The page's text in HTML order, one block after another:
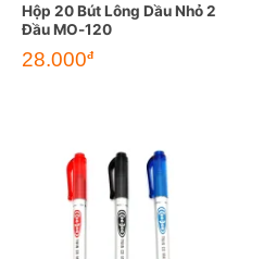
Hộp 20 Bút Lông Dầu Nhỏ 2
Đầu MO-120
28.000đ